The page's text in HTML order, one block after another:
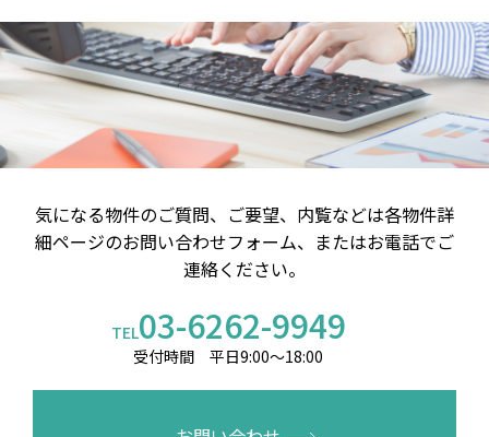
気になる物件のご質問、ご要望、内覧などは各物件詳
細ページのお問い合わせフォーム、またはお電話でご
連絡ください。
TEL03-6262-9949
受付時間 平日9:00～18:00